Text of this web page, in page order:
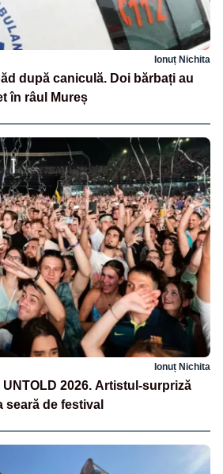
Ionuț Nichita
după caniculă. Doi bărbați au
în râul Mureș
Ionuț Nichita
2026. Artistul-surpriză
de festival